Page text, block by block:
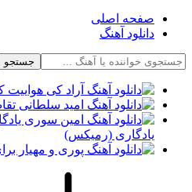
صفحه اصلی
دانلود آهنگ
جستجو
یادگاری (رمیکس)